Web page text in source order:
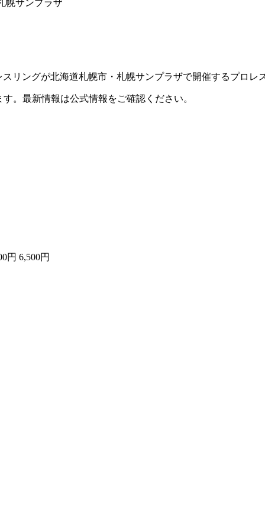
幌サンプラザ
リングが北海道札幌市・札幌サンプラザで開催するプロレ
。最新情報は公式情報をご確認ください。
円 6,500円